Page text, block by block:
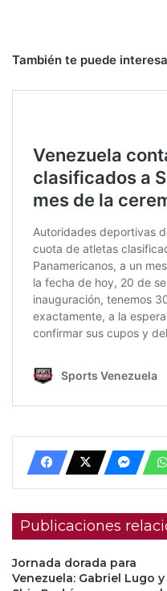
También te puede
Publicaciones
Jornada dorada para
Venezuela: Gabriel Lugo y